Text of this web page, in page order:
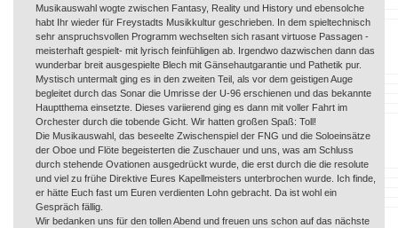
Musikauswahl wogte zwischen Fantasy, Reality und History und ebensolche
habt Ihr wieder für Freystadts Musikkultur geschrieben. In dem spieltechnisch
sehr anspruchsvollen Programm wechselten sich rasant virtuose Passagen -
meisterhaft gespielt- mit lyrisch feinfühligen ab. Irgendwo dazwischen dann das
wunderbar breit ausgespielte Blech mit Gänsehautgarantie und Pathetik pur.
Mystisch untermalt ging es in den zweiten Teil, als vor dem geistigen Auge
begleitet durch das Sonar die Umrisse der U-96 erschienen und das bekannte
Hauptthema einsetzte. Dieses variierend ging es dann mit voller Fahrt im
Orchester durch die tobende Gicht. Wir hatten großen Spaß: Toll!
Die Musikauswahl, das beseelte Zwischenspiel der FNG und die Soloeinsätze
der Oboe und Flöte begeisterten die Zuschauer und uns, was am Schluss
durch stehende Ovationen ausgedrückt wurde, die erst durch die die resolute
und viel zu frühe Direktive Eures Kapellmeisters unterbrochen wurde. Ich finde,
er hätte Euch fast um Euren verdienten Lohn gebracht. Da ist wohl ein
Gespräch fällig.
Wir bedanken uns für den tollen Abend und freuen uns schon auf das nächste